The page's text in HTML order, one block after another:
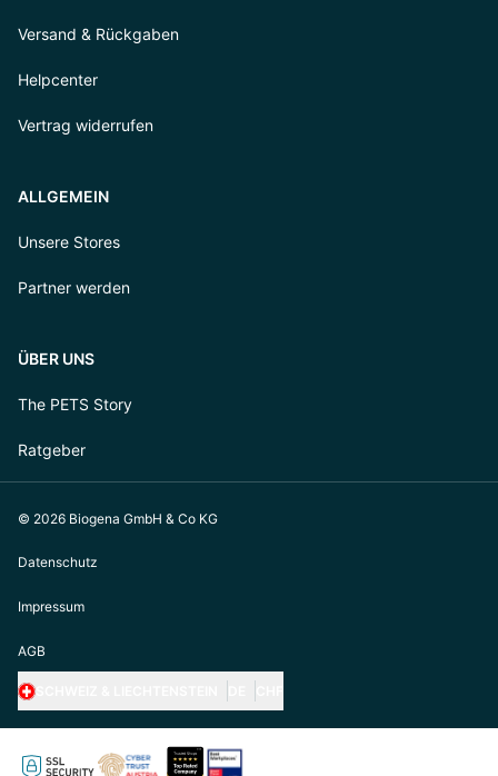
Versand & Rückgaben
Helpcenter
Vertrag widerrufen
ALLGEMEIN
Unsere Stores
Partner werden
ÜBER UNS
The PETS Story
Ratgeber
© 2026 Biogena GmbH & Co KG
Datenschutz
Impressum
AGB
https://biogena-pets.com/de-at
https://biogena-pets.com/de-de